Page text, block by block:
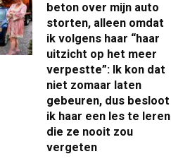
beton over mijn auto
storten, alleen omdat
ik volgens haar “haar
uitzicht op het meer
verpestte”: Ik kon dat
niet zomaar laten
gebeuren, dus besloot
ik haar een les te leren
die ze nooit zou
vergeten